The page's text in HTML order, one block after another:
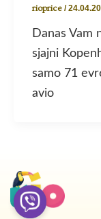
rioprice /
Danas Vam
sjajni
samo 71
avio